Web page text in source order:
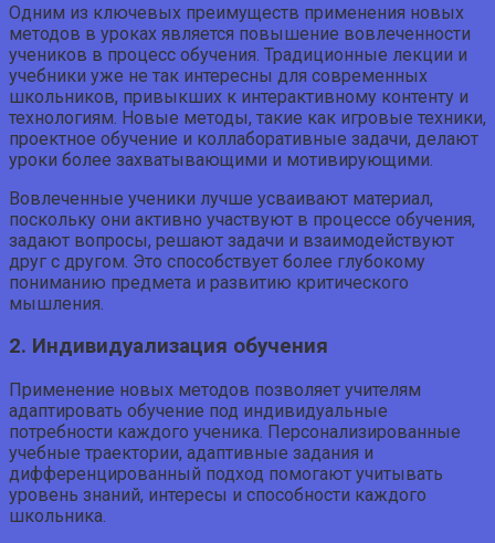
Одним из ключевых преимуществ применения новых
методов в уроках является повышение вовлеченности
учеников в процесс обучения. Традиционные лекции и
учебники уже не так интересны для современных
школьников, привыкших к интерактивному контенту и
технологиям. Новые методы, такие как игровые техники,
проектное обучение и коллаборативные задачи, делают
уроки более захватывающими и мотивирующими.
Вовлеченные ученики лучше усваивают материал,
поскольку они активно участвуют в процессе обучения,
задают вопросы, решают задачи и взаимодействуют
друг с другом. Это способствует более глубокому
пониманию предмета и развитию критического
мышления.
2. Индивидуализация обучения
Применение новых методов позволяет учителям
адаптировать обучение под индивидуальные
потребности каждого ученика. Персонализированные
учебные траектории, адаптивные задания и
дифференцированный подход помогают учитывать
уровень знаний, интересы и способности каждого
школьника.